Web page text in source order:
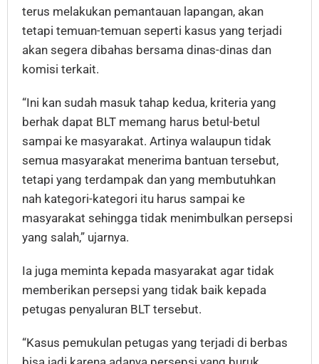
terus melakukan pemantauan lapangan, akan
tetapi temuan-temuan seperti kasus yang terjadi
akan segera dibahas bersama dinas-dinas dan
komisi terkait.
“Ini kan sudah masuk tahap kedua, kriteria yang
berhak dapat BLT memang harus betul-betul
sampai ke masyarakat. Artinya walaupun tidak
semua masyarakat menerima bantuan tersebut,
tetapi yang terdampak dan yang membutuhkan
nah kategori-kategori itu harus sampai ke
masyarakat sehingga tidak menimbulkan persepsi
yang salah,” ujarnya.
Ia juga meminta kepada masyarakat agar tidak
memberikan persepsi yang tidak baik kepada
petugas penyaluran BLT tersebut.
“Kasus pemukulan petugas yang terjadi di berbas